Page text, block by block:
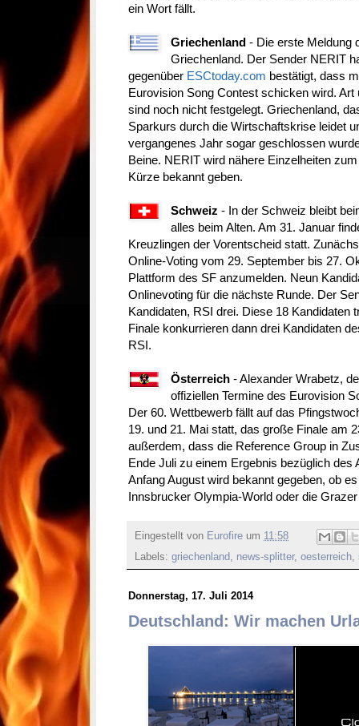
ein Wort fällt.
Griechenland - Die erste Meldung
Griechenland. Der Sender NERIT
gegenüber ESCtoday.com bestätigt, dass
Eurovision Song Contest schicken wird.
sind noch nicht festgelegt. Griechenland,
Sparkurs durch die Wirtschaftskrise leidet
vergangenes Jahr sogar geschlossen
Beine. NERIT wird nähere Einzelheiten
Kürze bekannt geben.
Schweiz - In der Schweiz bleibt
alles beim Alten. Am 31. Januar
Kreuzlingen der Vorentscheid statt.
Online-Voting vom 29. September bis 27.
Plattform des SF anzumelden. Neun
Onlinevoting für die nächste Runde. Der
Kandidaten, RSI drei. Diese 18 Kandidaten
Finale konkurrieren dann drei Kandidaten
RSI.
Österreich - Alexander Wrabetz,
offiziellen Termine des Eurovision
Der 60. Wettbewerb fällt auf das
19. und 21. Mai statt, das große Finale am
außerdem, dass die Reference Group in
Ende Juli zu einem Ergebnis bezüglich
Anfang August wird bekannt gegeben, ob
Innsbrucker Olympia-World oder die
Eingestellt von Eurofire um 11:58
Labels: griechenland, news-splitter, oesterreich,
Donnerstag, 17. Juli 2014
Deutschland: Wir machen